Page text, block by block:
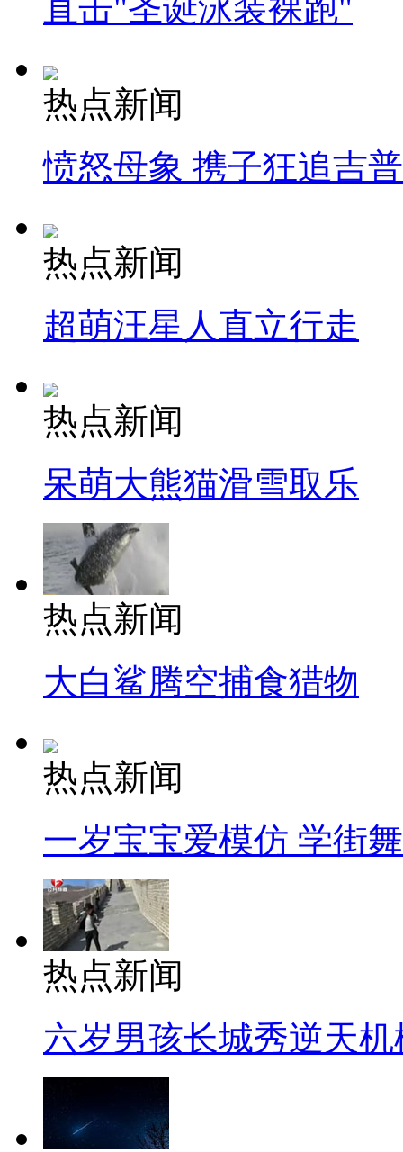
直击"圣诞泳装裸跑"
热点新闻
愤怒母象 携子狂追吉
热点新闻
超萌汪星人直立行走
热点新闻
呆萌大熊猫滑雪取乐
热点新闻
大白鲨腾空捕食猎物
热点新闻
一岁宝宝爱模仿 学街
热点新闻
六岁男孩长城秀逆天机